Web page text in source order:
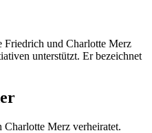
Friedrich und Charlotte Merz
unterstützt. Er bezeichnet
Merz verheiratet.